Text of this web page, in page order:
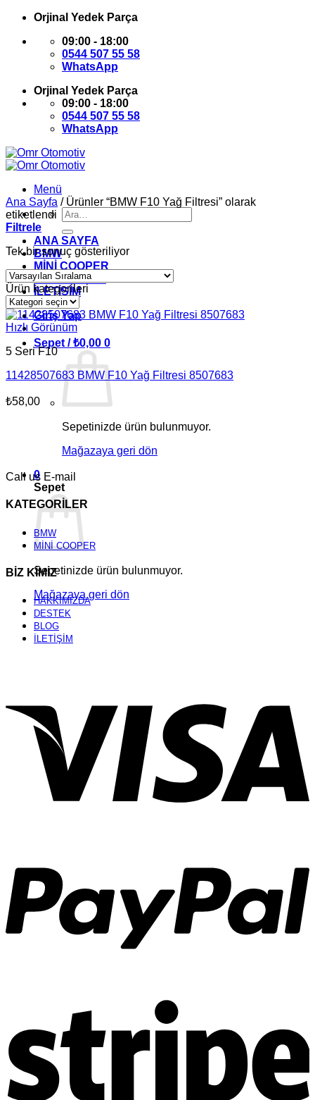
İçeriğeOrjinal Yedek Parça
09:00 - 18:00
0544 507 55 58
WhatsApp
Orjinal Yedek Parça
09:00 - 18:00
0544 507 55 58
WhatsApp
Menü
Ara:
ANA SAYFA
BMW
MİNİ COOPER
HAKKIMIZDA
İLETİŞİM
Giriş Yap
Sepet /₺0,00 0
Sepetinizde ürün bulunmuyor.
Mağazaya geri dön
0
Sepet
Sepetinizde ürün bulunmuyor.
Mağazaya geri dön
Ana Sayfa /Ürünler “BMW F10 Yağ Filtresi” olarak
etiketlendi
Filtrele
Tek bir sonuç gösteriliyor
Ürün kategorileri
Hızlı Görünüm
5 Seri F10
11428507683 BMW F10 Yağ Filtresi 8507683
₺58,00
Call us E-mail
KATEGORİLER
BMW
MİNİ COOPER
BİZ KİMİZ
HAKKIMIZDA
DESTEK
BLOG
İLETİŞİM